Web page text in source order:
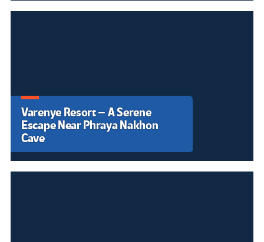
Varenye Resort – A Serene
Escape Near Phraya Nakhon
Cave